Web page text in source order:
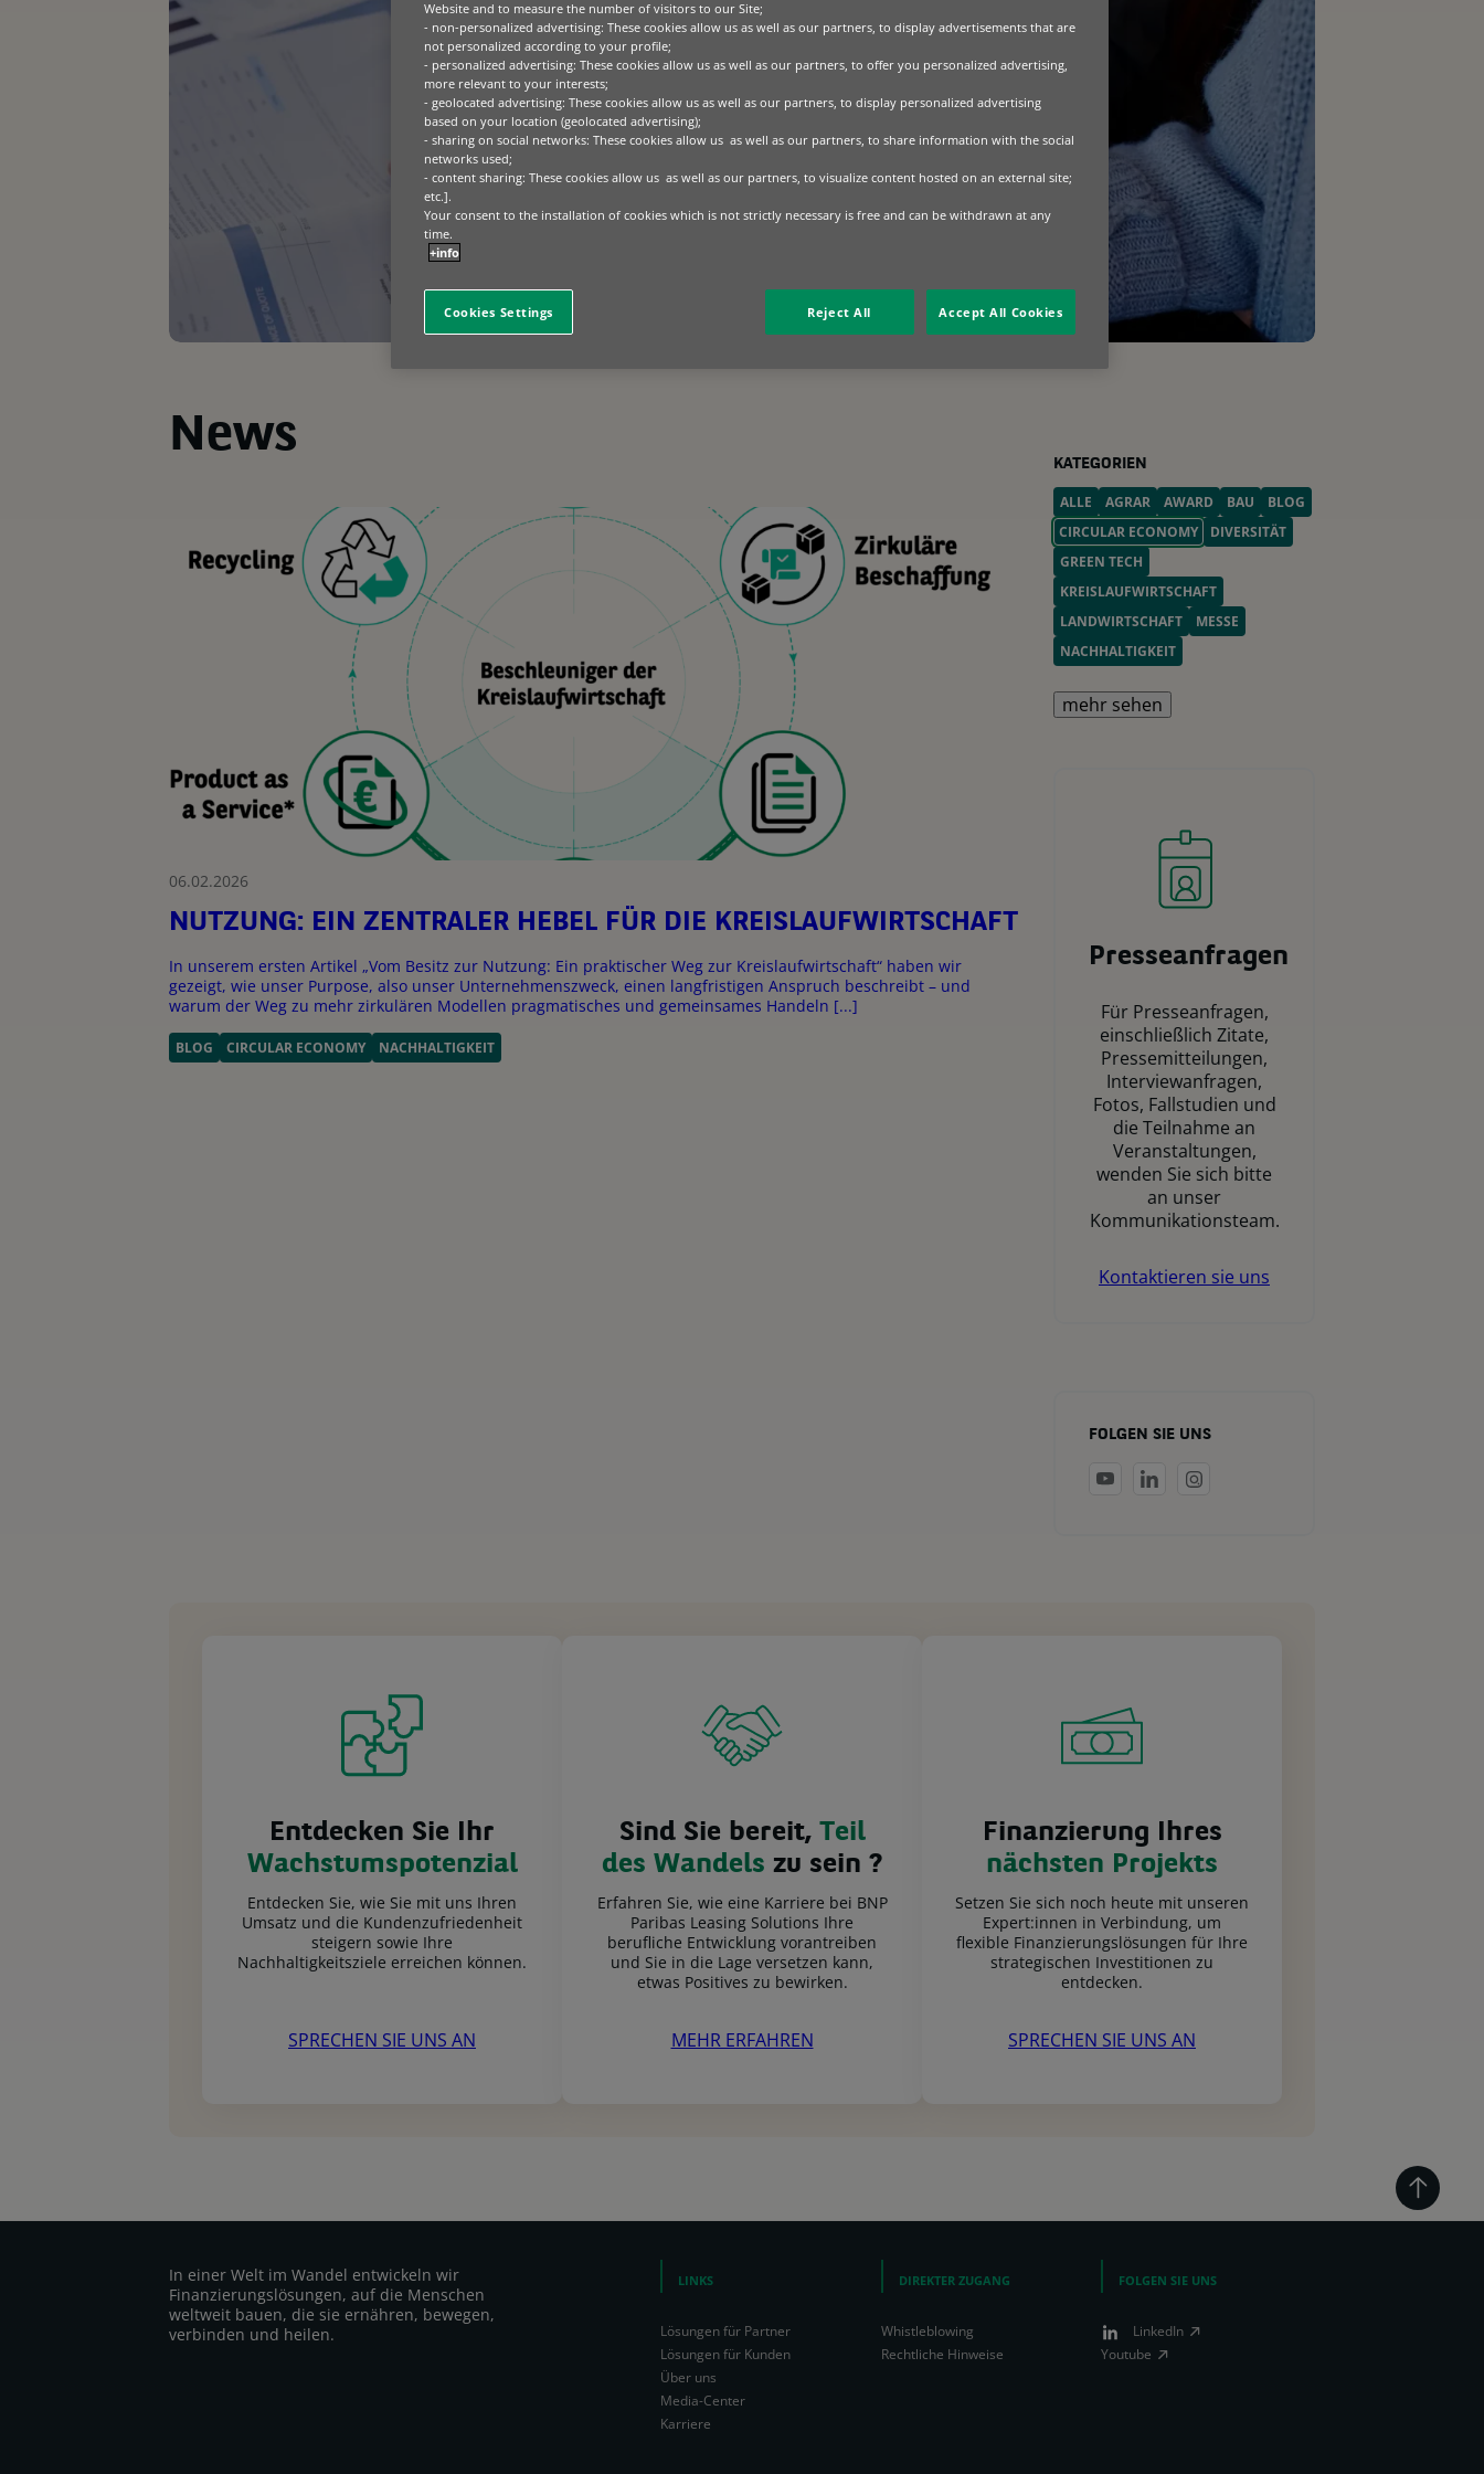
News
06.02.2026
NUTZUNG: EIN ZENTRALER HEBEL FÜR DIE KREISLAUFWIRTSCHAFT
In unserem ersten Artikel „Vom Besitz zur Nutzung: Ein praktischer Weg zur Kreislaufwirtschaft“ haben wir
gezeigt, wie unser Purpose, also unser Unternehmenszweck, einen langfristigen Anspruch beschreibt – und
warum der Weg zu mehr zirkulären Modellen pragmatisches und gemeinsames Handeln [...]
BLOG CIRCULAR ECONOMY NACHHALTIGKEIT
KATEGORIEN
ALLE AGRAR AWARD BAU
BLOG
CIRCULAR ECONOMY
DIVERSITÄT
GREEN TECH
KREISLAUFWIRTSCHAFT
LANDWIRTSCHAFT
MESSE
NACHHALTIGKEIT
mehr sehen
Presseanfragen
Für Presseanfragen,
einschließlich Zitate,
Pressemitteilungen,
Interviewanfragen,
Fotos, Fallstudien und
die Teilnahme an
Veranstaltungen,
wenden Sie sich bitte
an unser
Kommunikationsteam.
Kontaktieren sie uns
FOLGEN SIE UNS
Entdecken Sie Ihr
Wachstumspotenzial
Entdecken Sie, wie Sie mit uns Ihren
Umsatz und die Kundenzufriedenheit
steigern sowie Ihre
Nachhaltigkeitsziele erreichen können.
SPRECHEN SIE UNS AN
Sind Sie bereit, Teil
des Wandels zu sein ?
Erfahren Sie, wie eine Karriere bei BNP
Paribas Leasing Solutions Ihre
berufliche Entwicklung vorantreiben
und Sie in die Lage versetzen kann,
etwas Positives zu bewirken.
MEHR ERFAHREN
Finanzierung Ihres
nächsten Projekts
Setzen Sie sich noch heute mit unseren
Expert:innen in Verbindung, um
flexible Finanzierungslösungen für Ihre
strategischen Investitionen zu
entdecken.
SPRECHEN SIE UNS AN
In einer Welt im Wandel entwickeln wir
Finanzierungslösungen, auf die Menschen
weltweit bauen, die sie ernähren, bewegen,
verbinden und heilen.
LINKS
Lösungen für Partner
Lösungen für Kunden
Über uns
Media-Center
Karriere
DIREKTER ZUGANG
Whistleblowing
Rechtliche Hinweise
FOLGEN SIE UNS
LinkedIn
Youtube
Website and to measure the number of visitors to our Site;
- non-personalized advertising: These cookies allow us as well as our partners, to display advertisements that are
not personalized according to your profile;
- personalized advertising: These cookies allow us as well as our partners, to offer you personalized advertising,
more relevant to your interests;
- geolocated advertising: These cookies allow us as well as our partners, to display personalized advertising
based on your location (geolocated advertising);
- sharing on social networks: These cookies allow us as well as our partners, to share information with the social
networks used;
- content sharing: These cookies allow us as well as our partners, to visualize content hosted on an external site;
etc.].
Your consent to the installation of cookies which is not strictly necessary is free and can be withdrawn at any
time.
+info
Cookies Settings Reject All Accept All Cookies